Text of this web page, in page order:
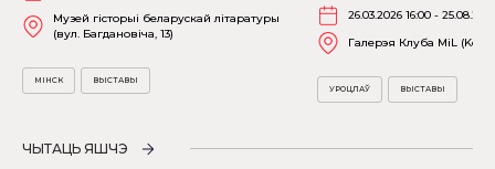
Музей гісторыі беларускай літаратуры
(вул. Багдановіча, 13)
МІНСК ВЫСТАВЫ
26.03.2026 16:00 -
Галерэя Клуба MiL
УРОЦЛАЎ ВЫСТАВЫ
ЧЫТАЦЬ ЯШЧЭ